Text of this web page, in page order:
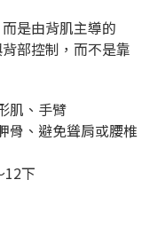
是由背肌主導的
部控制，而不是靠
肌、手臂
骨、避免聳肩或腰椎
12下